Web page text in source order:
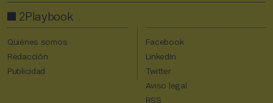
2Playbook
Quiénes somos
Redacción
Publicidad
Facebook
Linkedin
Twitter
Aviso legal
RSS